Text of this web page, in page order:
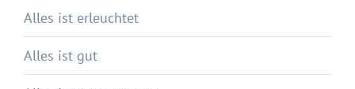
Alles ist erleuchtet
Alles ist gut